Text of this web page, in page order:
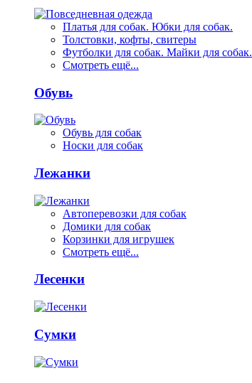
Платья для собак. Юбки для собак.
Толстовки, кофты, свитеры
Футболки для собак. Майки для собак.
Смотреть ещё...
Обувь
Обувь для собак
Носки для собак
Лежанки
Автоперевозки для собак
Домики для собак
Корзинки для игрушек
Смотреть ещё...
Лесенки
Сумки